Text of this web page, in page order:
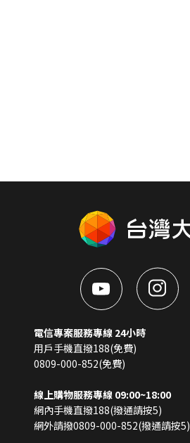
電信專案服務專線 24小時
用戶手機直撥188(免費)
0809-000-852(免費)
線上購物服務專線 09:00~18:00
網內手機直撥188(撥通請按5)
網外請撥0809-000-852(撥通請按5)